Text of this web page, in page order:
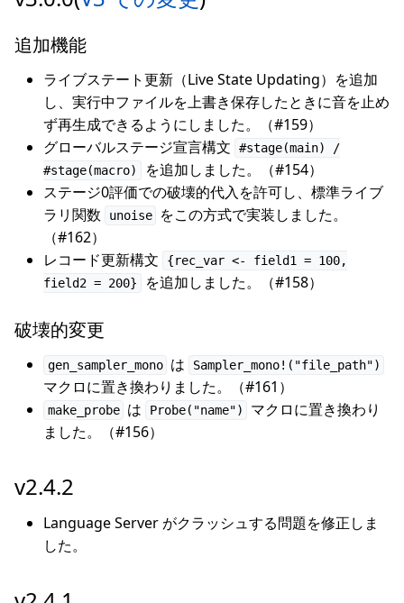
追加機能
ライブステート更新（Live State Updating）を追加
し、実行中ファイルを上書き保存したときに音を止め
ず再生成できるようにしました。（#159）
グローバルステージ宣言構文
#stage(main) /
#stage(macro)
を追加しました。（#154）
ステージ0評価での破壊的代入を許可し、標準ライブ
ラリ関数
unoise
をこの方式で実装しました。
（#162）
レコード更新構文
{rec_var <- field1 = 100,
field2 = 200}
を追加しました。（#158）
破壊的変更
gen_sampler_mono は Sampler_mono!("file_path")
マクロに置き換わりました。（#161）
make_probe は Probe("name")
マクロに置き換わり
ました。（#156）
v2.4.2
Language Server がクラッシュする問題を修正しま
した。